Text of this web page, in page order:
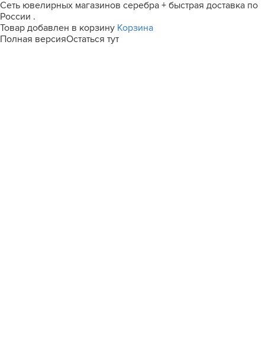
Сеть ювелирных магазинов серебра + быстрая доставка по
России .
Товар добавлен в корзину Корзина
Полная версияОстаться тут